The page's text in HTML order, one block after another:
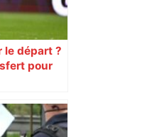
le départ ?
pour